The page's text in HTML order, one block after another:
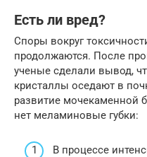
Есть ли вред?
Споры вокруг
продолжаются. После
ученые сделали вывод,
кристаллы оседают в
развитие мочекаменной
нет меламиновые губки:
В процессе